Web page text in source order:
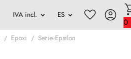
0
Epoxi Serie Epsilon